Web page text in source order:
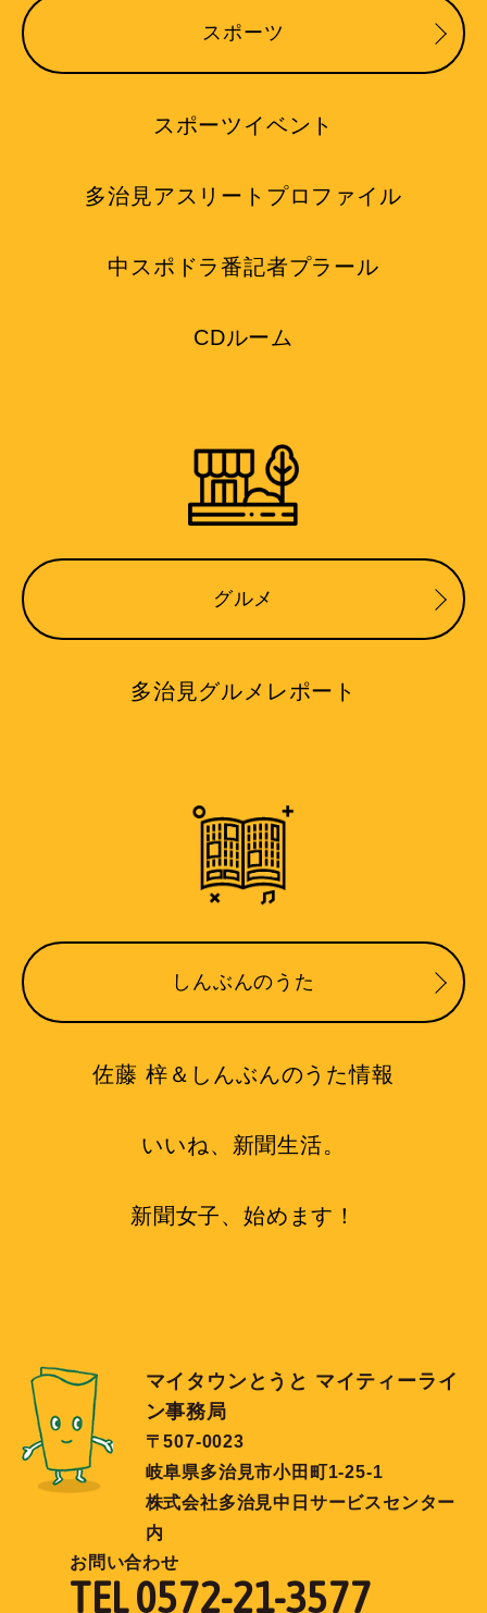
スポーツ
スポーツイベント
多治見アスリートプロファイル
中スポドラ番記者プラール
CDルーム
グルメ
多治見グルメレポート
しんぶんのうた
佐藤 梓＆しんぶんのうた情報
いいね、新聞生活。
新聞女子、始めます！
マイタウンとうと マイティーライ
ン事務局
〒507-0023
岐阜県多治見市小田町1-25-1
株式会社多治見中日サービスセンター
内
お問い合わせ
TEL 0572-21-3577